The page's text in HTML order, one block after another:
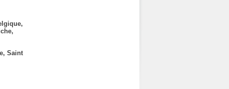
Saint